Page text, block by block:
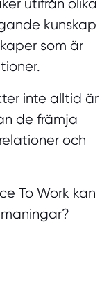
utifrån olika
kunskap
som är
inte alltid är
de främja
och
To Work kan